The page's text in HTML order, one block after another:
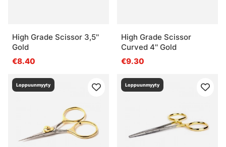
High Grade Scissor 3,5''
Gold
€8.40
High Grade Scissor
Curved 4'' Gold
€9.30
Loppuunmyyty Loppuunmyyty